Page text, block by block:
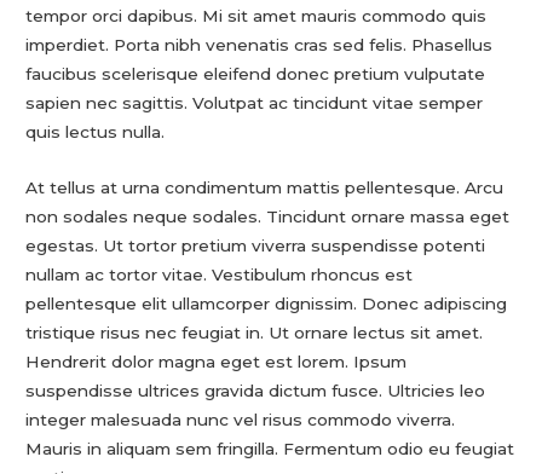
tempor orci dapibus. Mi sit amet mauris commodo quis
imperdiet. Porta nibh venenatis cras sed felis. Phasellus
faucibus scelerisque eleifend donec pretium vulputate
sapien nec sagittis. Volutpat ac tincidunt vitae semper
quis lectus nulla.
At tellus at urna condimentum mattis pellentesque. Arcu
non sodales neque sodales. Tincidunt ornare massa eget
egestas. Ut tortor pretium viverra suspendisse potenti
nullam ac tortor vitae. Vestibulum rhoncus est
pellentesque elit ullamcorper dignissim. Donec adipiscing
tristique risus nec feugiat in. Ut ornare lectus sit amet.
Hendrerit dolor magna eget est lorem. Ipsum
suspendisse ultrices gravida dictum fusce. Ultricies leo
integer malesuada nunc vel risus commodo viverra.
Mauris in aliquam sem fringilla. Fermentum odio eu feugiat